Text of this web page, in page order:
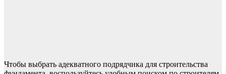
Чтобы выбрать адекватного подрядчика для строительства